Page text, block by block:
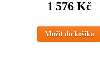
1 576 Kč
Vložit do košíku